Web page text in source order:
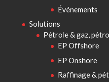
Événements
Solutions
Pétrole & gaz,
EP Offshore
EP Onshore
Raffinage &